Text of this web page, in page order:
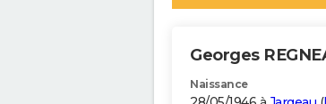
Georges
Naissance